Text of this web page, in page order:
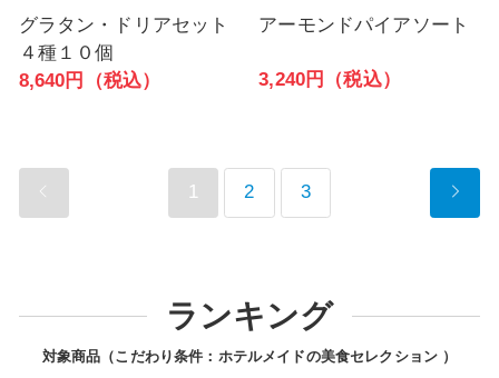
グラタン・ドリアセット
４種１０個
8,640円（税込）
アーモンドパイアソート
3,240円（税込）
1 2 3
ランキング
対象商品（こだわり条件： ホテルメイドの美食セレクション ）